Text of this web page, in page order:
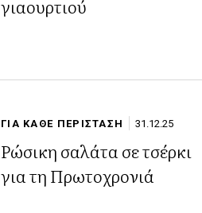
γιαουρτιού
ΓΙΑ ΚΑΘΕ ΠΕΡΙΣΤΑΣΗ 31.12.25
Ρώσικη σαλάτα σε τσέρκι
για τη Πρωτοχρονιά